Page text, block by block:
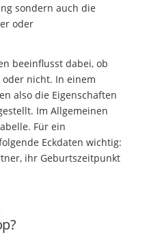
sondern auch die
oder
beeinflusst dabei, ob
nicht. In einem
also die Eigenschaften
Im Allgemeinen
Für ein
Eckdaten wichtig:
ihr Geburtszeitpunkt